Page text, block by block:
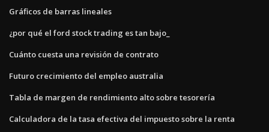
Gráficos de barras lineales
¿por qué el ford stock trading es tan bajo_
Cuánto cuesta una revisión de contrato
Futuro crecimiento del empleo australia
Tabla de margen de rendimiento alto sobre tesorería
Calculadora de la tasa efectiva del impuesto sobre la renta